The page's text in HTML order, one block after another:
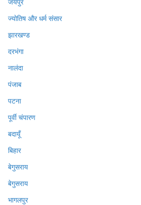
ज्योतिष और धर्म संसार
झारखण्ड
दरभंगा
नालंदा
पंजाब
पटना
पूर्वी चंपारण
बदायूँ
बिहार
बेगुसराय
बेगुसराय
भागलपुर